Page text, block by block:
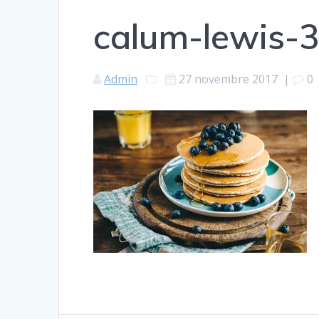
calum-lewis-
Admin 27 novembre 2017 | 0